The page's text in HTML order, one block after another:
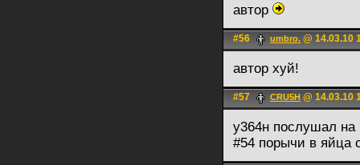
автор
#56 umbro. @ 14.03.10
автор хуй!
#57 CRU5H @ 14.03.10
у364н послушал на
#54 порычи в яйца